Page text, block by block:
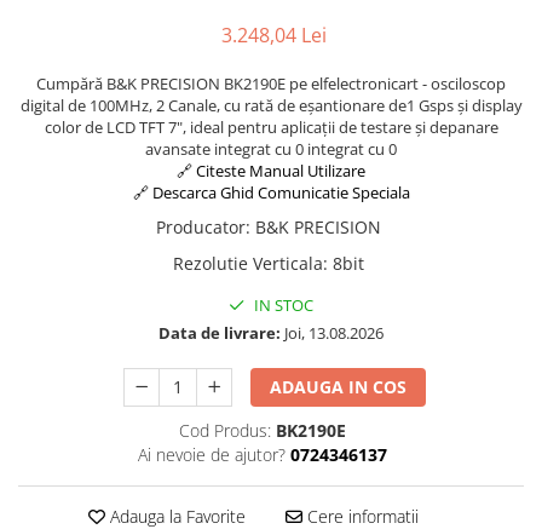
3.248,04 Lei
Cumpără B&K PRECISION BK2190E pe elfelectronicart - osciloscop
digital de 100MHz, 2 Canale, cu rată de eșantionare de1 Gsps și display
color de LCD TFT 7", ideal pentru aplicații de testare și depanare
avansate integrat cu 0 integrat cu 0
🔗 Citeste Manual Utilizare
🔗 Descarca Ghid Comunicatie Speciala
Producator: B&K PRECISION
Rezolutie Verticala: 8bit
IN STOC
Data de livrare: Joi, 13.08.2026
ADAUGA IN COS
Cod Produs: BK2190E
Ai nevoie de ajutor? 0724346137
Adauga la Favorite Cere informatii